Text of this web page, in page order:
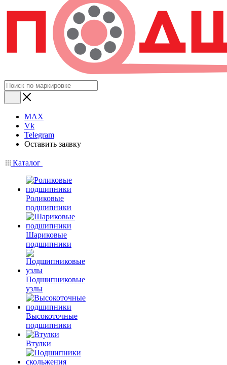
MAX
Vk
Telegram
Оставить заявку
Каталог
Роликовые
подшипники
Шариковые
подшипники
Подшипниковые
узлы
Высокоточные
подшипники
Втулки